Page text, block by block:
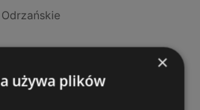
×
używa plików